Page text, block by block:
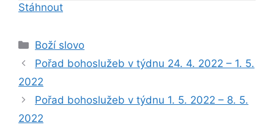
Stáhnout
Rubriky
Boží slovo
Pořad bohoslužeb v týdnu 24. 4. 2022 – 1. 5.
2022
Pořad bohoslužeb v týdnu 1. 5. 2022 – 8. 5.
2022